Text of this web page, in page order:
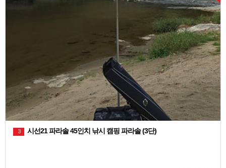
1 천류 레자 피싱백 민물낚시 짬낚시가방